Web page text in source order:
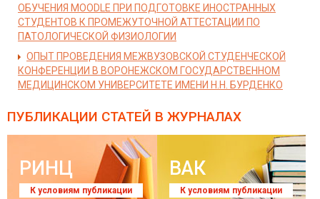
ОБУЧЕНИЯ MOODLE ПРИ ПОДГОТОВКЕ ИНОСТРАННЫХ
СТУДЕНТОВ К ПРОМЕЖУТОЧНОЙ АТТЕСТАЦИИ ПО
ПАТОЛОГИЧЕСКОЙ ФИЗИОЛОГИИ
ОПЫТ ПРОВЕДЕНИЯ МЕЖВУЗОВСКОЙ СТУДЕНЧЕСКОЙ
КОНФЕРЕНЦИИ В ВОРОНЕЖСКОМ ГОСУДАРСТВЕННОМ
МЕДИЦИНСКОМ УНИВЕРСИТЕТЕ ИМЕНИ Н.Н. БУРДЕНКО
ПУБЛИКАЦИИ СТАТЕЙ В ЖУРНАЛАХ
РИНЦ
К условиям публикации
ВАК
К условиям публикации